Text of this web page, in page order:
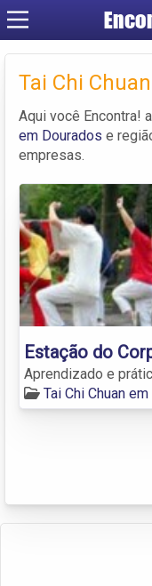
Tai Chi
Aqui você Encontra!
em Dourados e
empresas.
Estação do
Aprendizado e
Tai Chi Chuan